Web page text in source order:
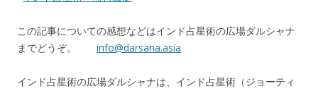
この記事についての感想などはインド占星術の広場ダルシャナ
までどうぞ。 info@darsana.asia
インド占星術の広場ダルシャナは、インド占星術（ジョーティ